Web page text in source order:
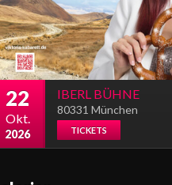
22
Okt.
2026
IBERL BÜHNE
80331 München
TICKETS